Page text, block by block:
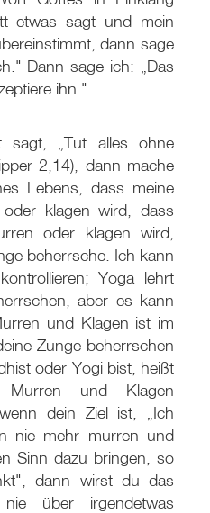
etwas sagt und mein
dann sage
Dann sage ich: „Das
ihn."
sagt, „Tut alles ohne
2,14), dann mache
Lebens, dass meine
klagen wird, dass
oder klagen wird,
beherrsche. Ich kann
Yoga lehrt
aber es kann
und Klagen ist im
Zunge beherrschen
oder Yogi bist, heißt
und Klagen
dein Ziel ist, „Ich
nie mehr murren und
Sinn dazu bringen, so
dann wirst du das
über irgendetwas